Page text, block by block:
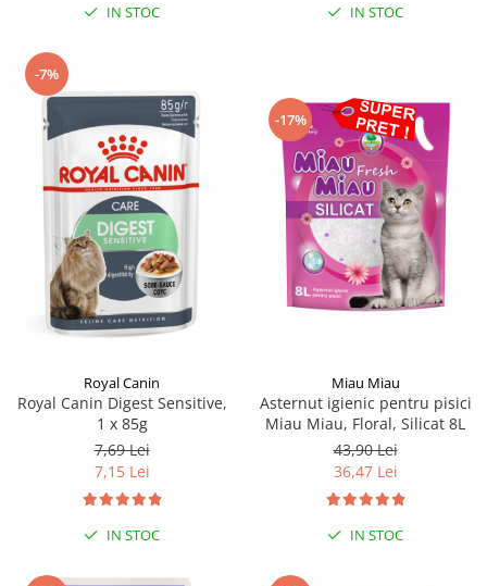
IN STOC IN STOC
-7%
Royal Canin
Royal Canin Digest Sensitive,
1 x 85g
7,69 Lei
7,15 Lei
IN STOC
-17%
Miau Miau
Asternut igienic pentru pisici
Miau Miau, Floral, Silicat 8L
43,90 Lei
36,47 Lei
IN STOC